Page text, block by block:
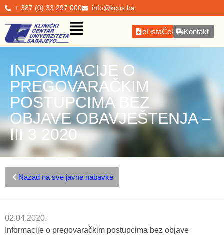
+ 387 (0) 33 297 000 info@kcus.ba
eListaČekanjaKontakt
INFORMACIJE O
PREGOVARAČKIM
POSTUPCIMA BEZ
OBJAVE OBAVJEŠTENJA –
III 3 2020
Nazad na sve javne nabavke
02.04.2020.
Informacije o pregovaračkim postupcima bez objave